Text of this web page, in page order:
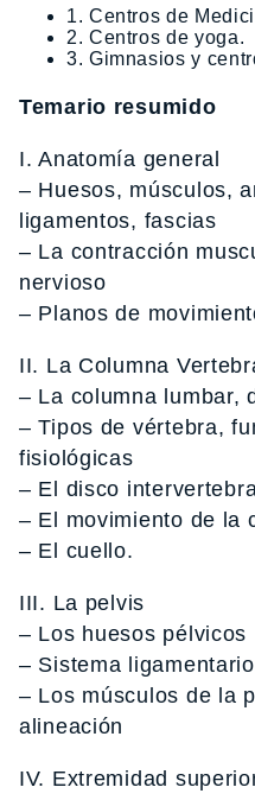
1. Centros de
2. Centros de yoga.
3. Gimnasios y
Temario resumido
I. Anatomía general
– Huesos, músculos,
ligamentos, fascias
– La contracción
nervioso
– Planos de
II. La Columna
– La columna lumbar,
– Tipos de vértebra,
fisiológicas
– El disco
– El movimiento de la
– El cuello.
III. La pelvis
– Los huesos pélvicos
– Sistema
– Los músculos de la
alineación
IV. Extremidad